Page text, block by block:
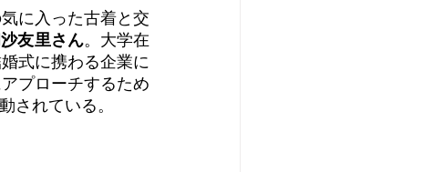
に入った古着と交
友里さん。大学在
式に携わる企業に
プローチするため
されている。